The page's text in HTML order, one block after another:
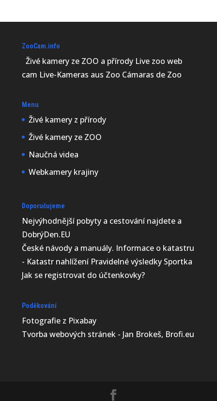
ZooCam.info
Živé kamery ze ZOO a přírody Live zoo web
cam Live-Kameras aus Zoo Cámaras de Zoo
Menu
Živé kamery z přírody
Živé kamery ze ZOO
Naučná videa
Webkamery krajiny
Doporučujeme
Nejvýhodnější pobyty a cestování najdete a
DobrýDen.EU
České návodya manuály. Informace o katastru
- Katastr nahlíženíPravidelné výsledky Sportka
Jak se registrovat do účtenkovky?
Poděkování
Fotografie z Pixabay
Tvorba webových stránek - Jan Brokeš, Brofi.eu